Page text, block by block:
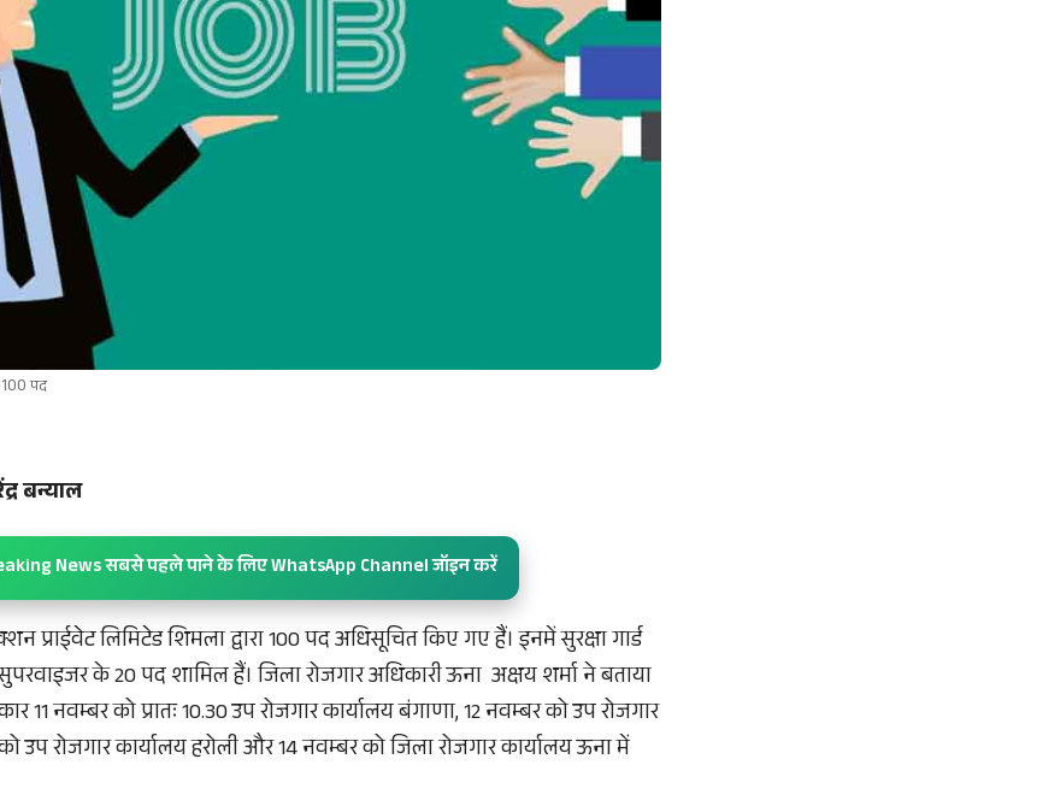
पद
बन्याल
News सबसे पहले पाने के लिए WhatsApp Channel जॉइन करें
प्राईवेट लिमिटेड शिमला द्वारा 100 पद अधिसूचित किए गए हैं। इनमें सुरक्षा गार्ड
के 20 पद शामिल हैं। जिला रोजगार अधिकारी ऊना अक्षय शर्मा ने बताया
11 नवम्बर को प्रातः 10.30 उप रोजगार कार्यालय बंगाणा, 12 नवम्बर को उप रोजगार
उप रोजगार कार्यालय हरोली और 14 नवम्बर को जिला रोजगार कार्यालय ऊना में